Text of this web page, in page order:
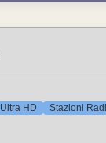
Ultra HD Stazioni